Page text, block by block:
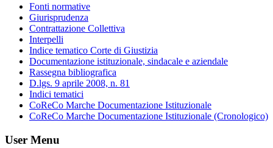
Fonti normative
Giurisprudenza
Contrattazione Collettiva
Interpelli
Indice tematico Corte di Giustizia
Documentazione istituzionale, sindacale e aziendale
Rassegna bibliografica
D.lgs. 9 aprile 2008, n. 81
Indici tematici
CoReCo Marche Documentazione Istituzionale
CoReCo Marche Documentazione Istituzionale (Cronologico)
User Menu